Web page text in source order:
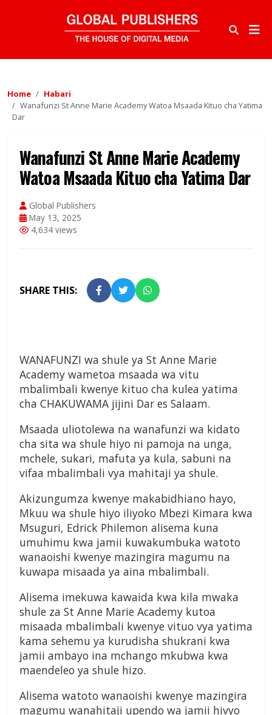
Home
Habari
Wanafunzi St Anne Marie Academy Watoa Msaada Kituo cha Yatima
Dar
Wanafunzi St Anne Marie Academy
Watoa Msaada Kituo cha Yatima Dar
Global Publishers
May 13, 2025
4,634 views
SHARE THIS:
WANAFUNZI wa shule ya St Anne Marie
Academy wametoa msaada wa vitu
mbalimbali kwenye kituo cha kulea yatima
cha CHAKUWAMA jijini Dar es Salaam.
Msaada uliotolewa na wanafunzi wa kidato
cha sita wa shule hiyo ni pamoja na unga,
mchele, sukari, mafuta ya kula, sabuni na
vifaa mbalimbali vya mahitaji ya shule.
Akizungumza kwenye makabidhiano hayo,
Mkuu wa shule hiyo iliyoko Mbezi Kimara kwa
Msuguri, Edrick Philemon alisema kuna
umuhimu kwa jamii kuwakumbuka watoto
wanaoishi kwenye mazingira magumu na
kuwapa misaada ya aina mbalimbali.
Alisema imekuwa kawaida kwa kila mwaka
shule za St Anne Marie Academy kutoa
misaada mbalimbali kwenye vituo vya yatima
kama sehemu ya kurudisha shukrani kwa
jamii ambayo ina mchango mkubwa kwa
maendeleo ya shule hizo.
Alisema watoto wanaoishi kwenye mazingira
magumu wanahitaji upendo wa jamii hivyo